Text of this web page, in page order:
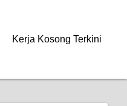
Kerja Kosong Terkini